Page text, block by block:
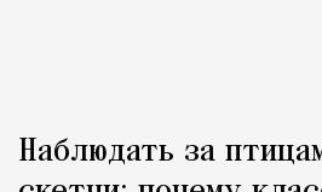
Наблюдать за